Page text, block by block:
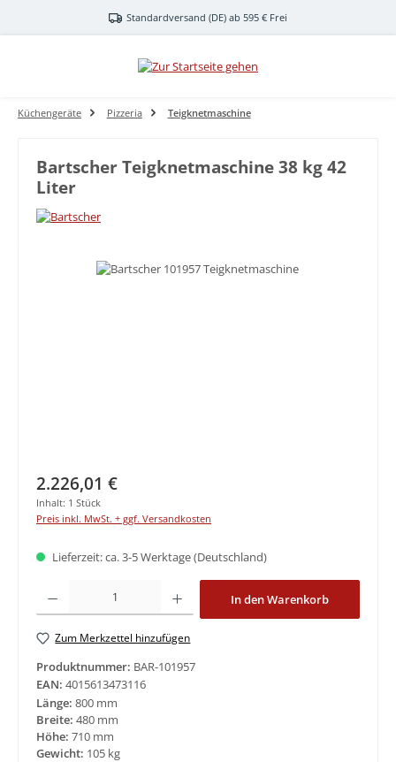
Zum Hauptinhalt springenStandardversand (DE) ab 595 € Frei
Küchengeräte Pizzeria Teigknetmaschine
Bartscher Teigknetmaschine 38 kg 42
Liter
Bildergalerie überspringen
Regulärer Preis:
2.226,01 €
Inhalt: 1 Stück
Preis inkl. MwSt. + ggf. Versandkosten
Lieferzeit: ca. 3-5 Werktage (Deutschland)
Produkt Anzahl: Gib den gewünschten Wert ein oder benutze die
In den Warenkorb
Zum Merkzettel hinzufügen
Produktnummer: BAR-101957
EAN: 4015613473116
Länge: 800 mm
Breite: 480 mm
Höhe: 710 mm
Gewicht: 105 kg